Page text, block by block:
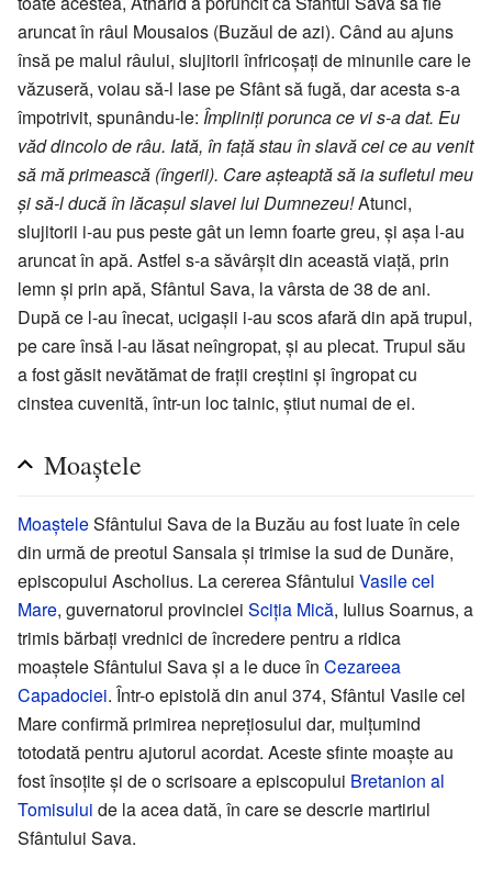
aruncat în râul Mousaios (Buzăul de azi). Când au ajuns
însă pe malul râului, slujitorii înfricoșați de minunile care le
văzuseră, voiau să-l lase pe Sfânt să fugă, dar acesta s-a
împotrivit, spunându-le: Împliniți porunca ce vi s-a dat. Eu
văd dincolo de râu. Iată, în față stau în slavă cei ce au venit
să mă primească (îngerii). Care așteaptă să ia sufletul meu
și să-l ducă în lăcașul slavei lui Dumnezeu!Atunci,
slujitorii i-au pus peste gât un lemn foarte greu, și așa l-au
aruncat în apă. Astfel s-a săvârșit din această viață, prin
lemn și prin apă, Sfântul Sava, la vârsta de 38 de ani.
După ce l-au înecat, ucigașii i-au scos afară din apă trupul,
pe care însă l-au lăsat neîngropat, și au plecat. Trupul său
a fost găsit nevătămat de frații creștini și îngropat cu
cinstea cuvenită, într-un loc tainic, știut numai de ei.
Moaștele
MoașteleSfântului Sava de la Buzău au fost luate în cele
din urmă de preotul Sansala și trimise la sud de Dunăre,
episcopului Ascholius. La cererea Sfântului Vasile cel
Mare, guvernatorul provinciei Sciția Mică, Iulius Soarnus, a
trimis bărbați vrednici de încredere pentru a ridica
moaștele Sfântului Sava și a le duce în Cezareea
Capadociei. Într-o epistolă din anul 374, Sfântul Vasile cel
Mare confirmă primirea neprețiosului dar, mulțumind
totodată pentru ajutorul acordat. Aceste sfinte moaște au
fost însoțite și de o scrisoare a episcopului Bretanion al
Tomisului de la acea dată, în care se descrie martiriul
Sfântului Sava.